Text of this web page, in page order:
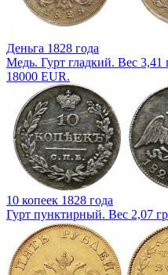
Деньга 1828 года
Медь. Гурт гладкий. Вес
18000 EUR.
10 копеек 1828 года
Гурт пунктирный. Вес 2,07